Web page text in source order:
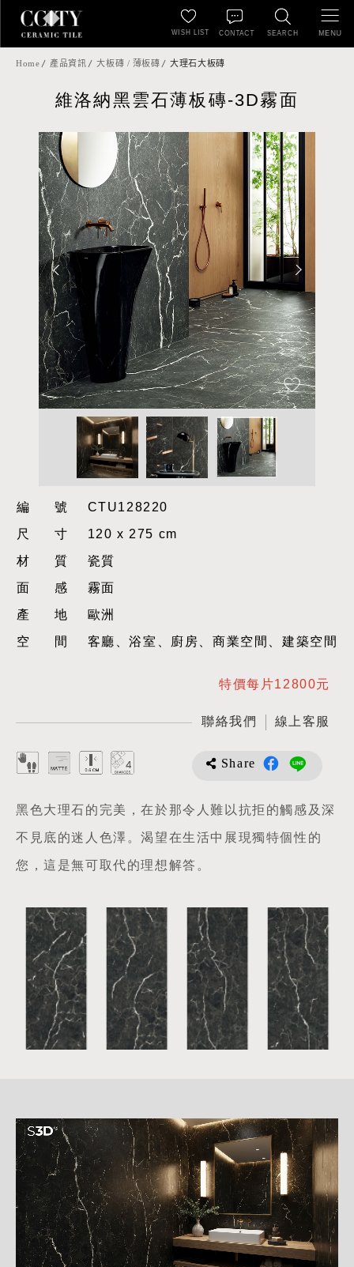
SEARCH
WISH LIST CONTACT MENU
Home 產品資訊 大板磚 / 薄板磚 大理石大板磚
維洛納黑雲石薄板磚-3D霧面
編號CTU128220
尺寸120 x 275 cm
材質瓷質
面感霧面
產地歐洲
空間客廳、浴室、廚房、商業空間、建築空間
特價每片12800元
聯絡我們 線上客服
Share
黑色大理石的完美，在於那令人難以抗拒的觸感及深
不見底的迷人色澤。渴望在生活中展現獨特個性的
您，這是無可取代的理想解答。
詳
細
紹